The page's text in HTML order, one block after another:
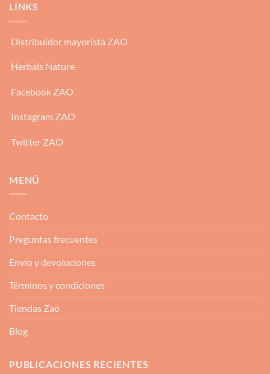
LINKS
Distribuidor mayorista ZAO
Herbals Nature
Facebook ZAO
Instagram ZAO
Twitter ZAO
MENÚ
Contacto
Preguntas frecuentes
Envío y devoluciones
Términos y condiciones
Tiendas Zao
Blog
PUBLICACIONES RECIENTES